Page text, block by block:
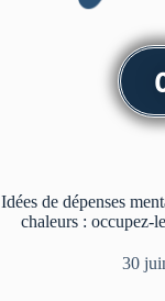
Idées de dépenses
chaleurs : occupez-
30